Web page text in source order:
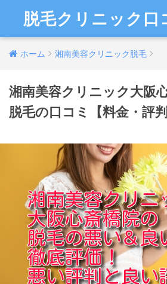
脱毛クリニック口
ホーム 湘南美容クリニック脱毛
湘南美容クリニック大阪
脱毛の口コミ【料金・評